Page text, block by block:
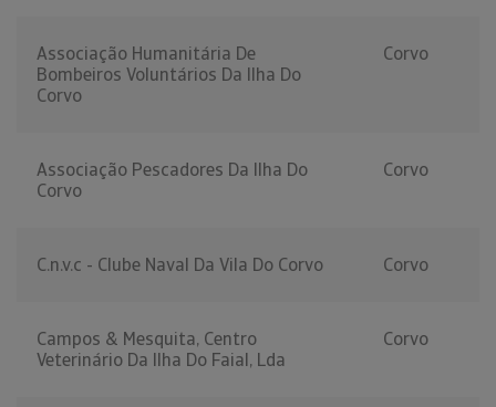
Associação Humanitária De
Bombeiros Voluntários Da Ilha Do
Corvo
Corvo
Associação Pescadores Da Ilha Do
Corvo
Corvo
C.n.v.c - Clube Naval Da Vila Do Corvo Corvo
Campos & Mesquita, Centro
Veterinário Da Ilha Do Faial, Lda
Corvo